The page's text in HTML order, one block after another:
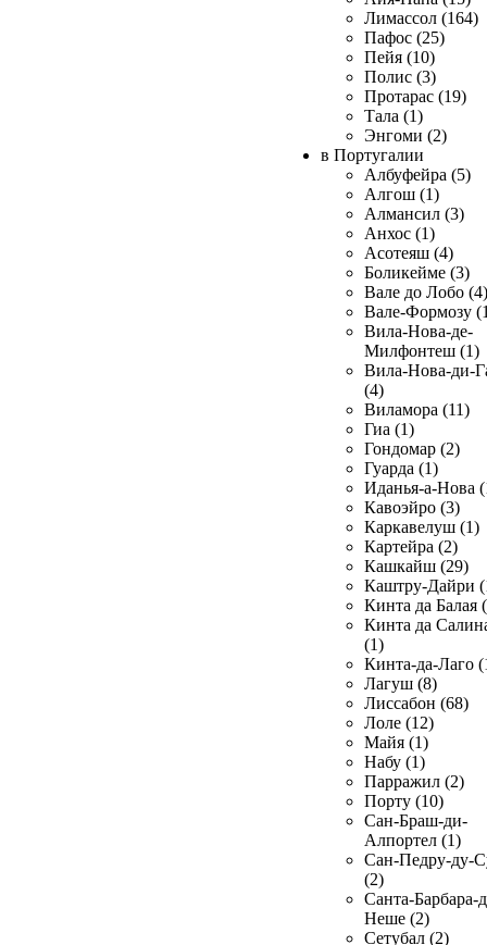
Лимассол (164)
Пафос (25)
Пейя (10)
Полис (3)
Протарас (19)
Тала (1)
Энгоми (2)
в Португалии
Албуфейра (5)
Алгош (1)
Алмансил (3)
Анхос (1)
Асотеяш (4)
Боликейме (3)
Вале до Лобо (4)
Вале-Формозу
Вила-Нова-де-
Милфонтеш (1)
Вила-Нова-ди-
(4)
Виламора (11)
Гиа (1)
Гондомар (2)
Гуарда (1)
Иданья-а-Нова
Кавоэйро (3)
Каркавелуш (1)
Картейра (2)
Кашкайш (29)
Каштру-Дайри
Кинта да Балая
Кинта да
(1)
Кинта-да-Лаго
Лагуш (8)
Лиссабон (68)
Лоле (12)
Майя (1)
Набу (1)
Парражил (2)
Порту (10)
Сан-Браш-ди-
Алпортел (1)
Сан-Педру-ду-
(2)
Санта-Барбара-
Неше (2)
Сетубал (2)